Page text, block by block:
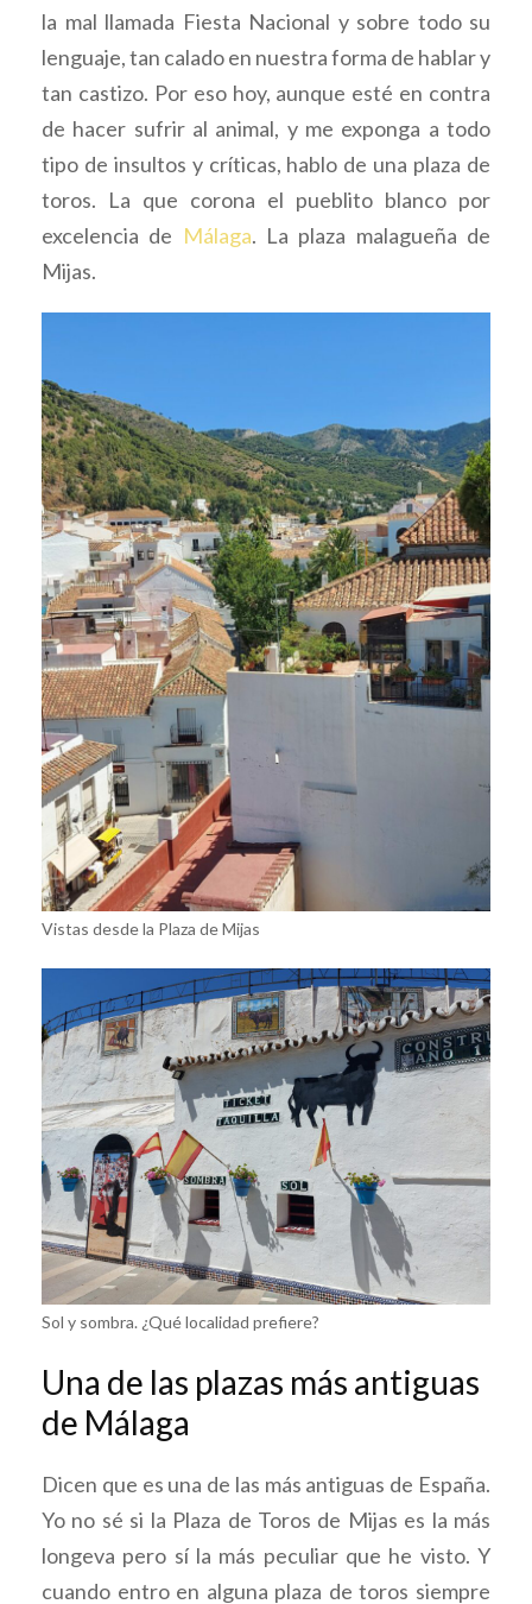
la mal llamada Fiesta Nacional y sobre todo su
lenguaje, tan calado en nuestra forma de hablar y
tan castizo. Por eso hoy, aunque esté en contra
de hacer sufrir al animal, y me exponga a todo
tipo de insultos y críticas, hablo de una plaza de
toros. La que corona el pueblito blanco por
excelencia de Málaga. La plaza malagueña de
Mijas.
Vistas desde la Plaza de Mijas
Sol y sombra. ¿Qué localidad prefiere?
Una de las plazas más antiguas
de Málaga
Dicen que es una de las más antiguas de España.
Yo no sé si la Plaza de Toros de Mijas es la más
longeva pero sí la más peculiar que he visto. Y
cuando entro en alguna plaza de toros siempre